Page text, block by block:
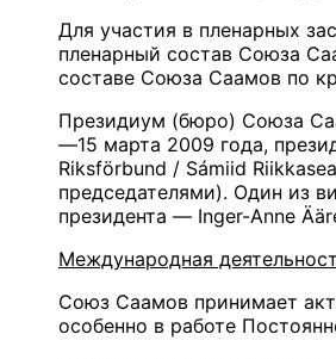
Для участия в пленарных
пленарный состав Союза
составе Союза Саамов по
Президиум (бюро) Союза
—15 марта 2009 года,
Riksförbund / Sámiid
председателями). Один из
президента — Inger-Anne
Международная
Союз Саамов принимает
особенно в работе